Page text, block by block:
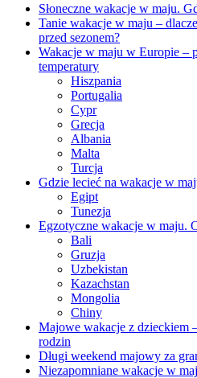
Słoneczne wakacje w maju.
Tanie wakacje w maju –
przed sezonem?
Wakacje w maju w Europie –
temperatury
Hiszpania
Portugalia
Cypr
Grecja
Albania
Malta
Turcja
Gdzie lecieć na wakacje w
Egipt
Tunezja
Egzotyczne wakacje w maju.
Bali
Gruzja
Uzbekistan
Kazachstan
Mongolia
Chiny
Majowe wakacje z dzieckiem
rodzin
Długi weekend majowy za
Niezapomniane wakacje w